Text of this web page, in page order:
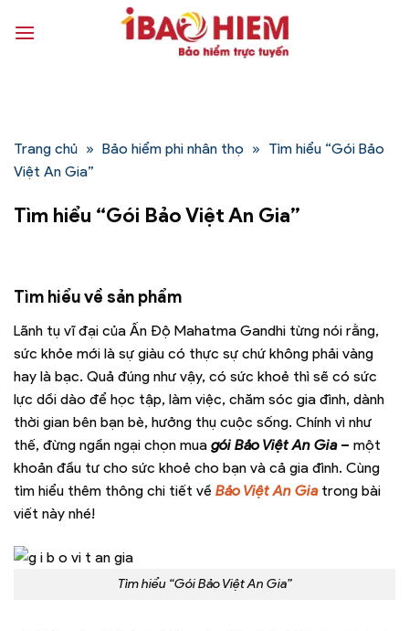
qua
Trang chủ » Bảo hiểm phi nhân thọ » Tìm hiểu “Gói Bảo
Việt An Gia”
Tìm hiểu “Gói Bảo Việt An Gia”
Tìm hiểu về sản phẩm
Lãnh tụ vĩ đại của Ấn Độ Mahatma Gandhi từng nói rằng,
sức khỏe mới là sự giàu có thực sự chứ không phải vàng
hay là bạc. Quả đúng như vậy, có sức khoẻ thì sẽ có sức
lực dồi dào để học tập, làm việc, chăm sóc gia đình, dành
thời gian bên bạn bè, hưởng thụ cuộc sống. Chính vì như
thế, đừng ngần ngại chọn mua gói Bảo Việt An Gia– một
khoản đầu tư cho sức khoẻ cho bạn và cả gia đình. Cùng
tìm hiểu thêm thông chi tiết về Bảo Việt An Gia trong bài
viết này nhé!
Tìm hiểu “Gói Bảo Việt An Gia”